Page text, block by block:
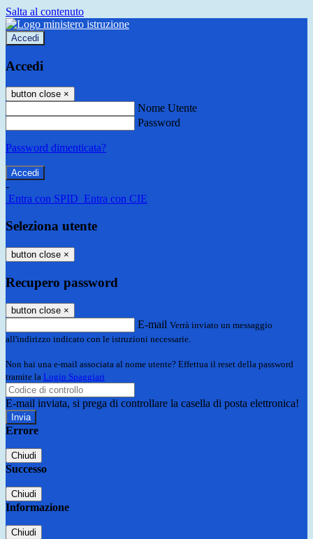
Salta al contenuto
Accedi
Accedi
button close ×
Nome Utente
Password
Password dimenticata?
-
Entra con SPID Entra con CIE
Seleziona utente
button close ×
Recupero password
button close ×
E-mail Verrà inviato un messaggio
all'indirizzo indicato con le istruzioni necessarie.
Non hai una e-mail associata al nome utente? Effettua il reset della password
tramite la Login Spaggiari
E-mail inviata, si prega di controllare la casella di posta elettronica!
Errore
Chiudi
Successo
Chiudi
Informazione
Chiudi